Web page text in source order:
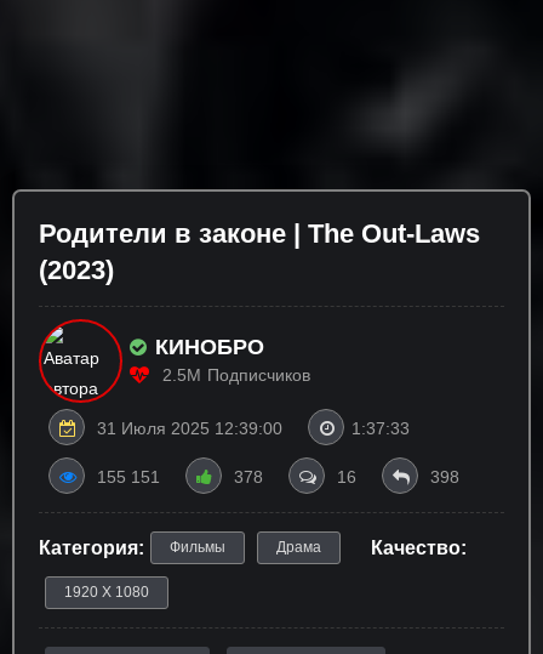
Родители в законе | The Out-Laws
(2023)
КИНОБРО
2.5M Подписчиков
31 Июля 2025 12:39:00 1:37:33
155 151 378 16 398
Категория: Фильмы Драма Качество:
1920 X 1080